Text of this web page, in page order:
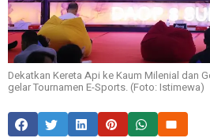
Dekatkan Kereta Api ke Kaum Milenial dan
gelar Tournamen E-Sports. (Foto: Istimewa)